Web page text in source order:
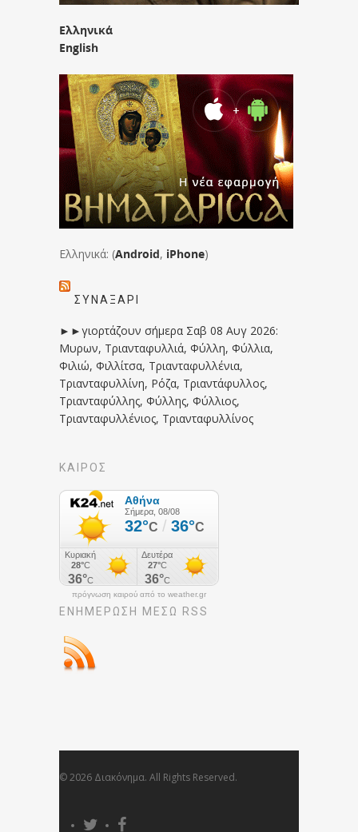
Ελληνικά
English
Ελληνικά: (Android, iPhone)
ΣΥΝΑΞΆΡΙ
►►γιορτάζουν σήμερα Σαβ 08 Αυγ 2026:
Μυρων, Τριανταφυλλιά, Φύλλη, Φύλλια,
Φιλιώ, Φιλλίτσα, Τριανταφυλλένια,
Τριανταφυλλίνη, Ρόζα, Τριαντάφυλλος,
Τριανταφύλλης, Φύλλης, Φύλλιος,
Τριανταφυλλένιος, Τριανταφυλλίνος
ΚΑΙΡΟΣ
πρόγνωση καιρού από το weather.gr
ΕΝΗΜΈΡΩΣΉ ΜΕΣΩ RSS
© 2026 Διακόνημα. All Rights Reserved.